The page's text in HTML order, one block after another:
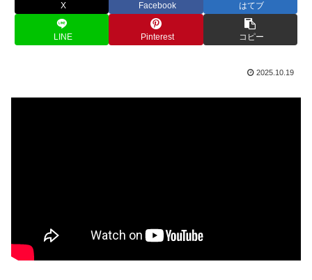
X Facebook はてブ
LINE Pinterest コピー
2025.10.19